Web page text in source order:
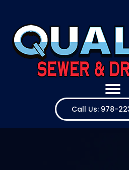
Call Us: 978-